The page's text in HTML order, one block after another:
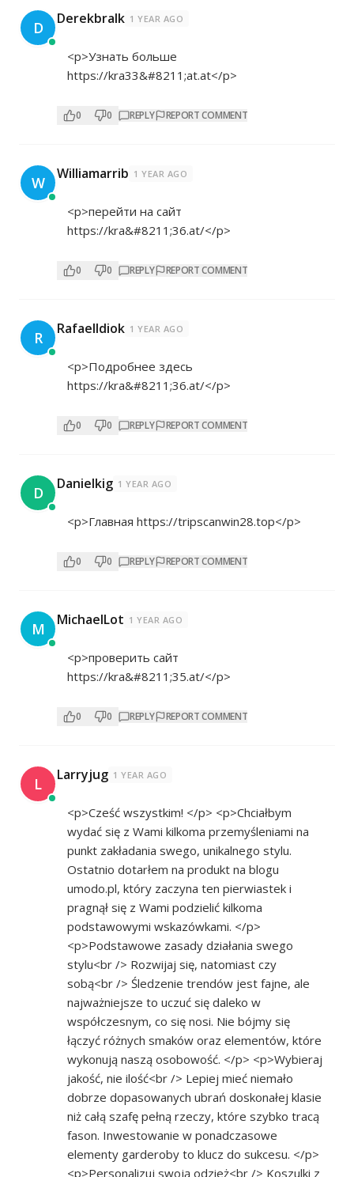
D Derekbralk 1 YEAR AGO
<p>Узнать больше
https://kra33&#8211;at.at</p>
0 0 REPLY REPORT COMMENT
W Williamarrib 1 YEAR AGO
<p>перейти на сайт
https://kra&#8211;36.at/</p>
0 0 REPLY REPORT COMMENT
R RafaelIdiok 1 YEAR AGO
<p>Подробнее здесь
https://kra&#8211;36.at/</p>
0 0 REPLY REPORT COMMENT
D Danielkig 1 YEAR AGO
<p>Главная https://tripscanwin28.top</p>
0 0 REPLY REPORT COMMENT
M MichaelLot 1 YEAR AGO
<p>проверить сайт
https://kra&#8211;35.at/</p>
0 0 REPLY REPORT COMMENT
L Larryjug 1 YEAR AGO
<p>Cześć wszystkim! </p> <p>Chciałbym
wydać się z Wami kilkoma przemyśleniami na
punkt zakładania swego, unikalnego stylu.
Ostatnio dotarłem na produkt na blogu
umodo.pl, który zaczyna ten pierwiastek i
pragnął się z Wami podzielić kilkoma
podstawowymi wskazówkami. </p>
<p>Podstawowe zasady działania swego
stylu<br /> Rozwijaj się, natomiast czy
sobą<br /> Śledzenie trendów jest fajne, ale
najważniejsze to uczuć się daleko w
współczesnym, co się nosi. Nie bójmy się
łączyć różnych smaków oraz elementów, które
wykonują naszą osobowość. </p> <p>Wybieraj
jakość, nie ilość<br /> Lepiej mieć niemało
dobrze dopasowanych ubrań doskonałej klasie
niż całą szafę pełną rzeczy, które szybko tracą
fason. Inwestowanie w ponadczasowe
elementy garderoby to klucz do sukcesu. </p>
<p>Personalizuj swoją odzież<br /> Koszulki z